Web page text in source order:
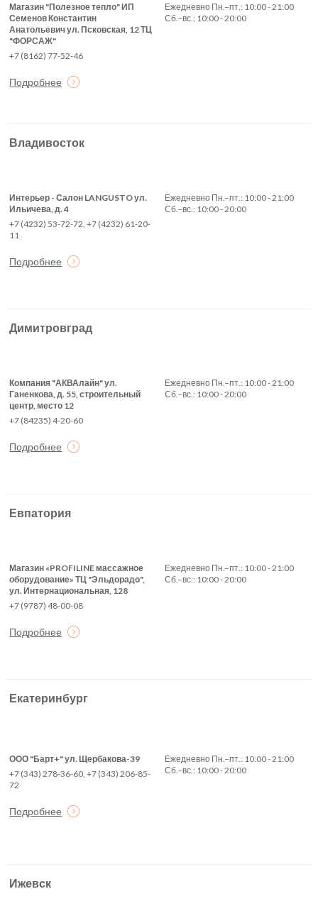
Магазин "Полезное тепло" ИП
Семенов Константин
Анатольевич ул. Псковская, 12 ТЦ
"ФОРСАЖ"
+7 (8162) 77-52-46
Подробнее
Ежедневно Пн.–пт.: 10:00 - 21:00
Сб.–вс.: 10:00 - 20:00
Владивосток
Интерьер - Салон LANGUSTO ул.
Ильичева, д. 4
+7 (4232) 53-72-72, +7 (4232) 61-20-
11
Подробнее
Ежедневно Пн.–пт.: 10:00 - 21:00
Сб.–вс.: 10:00 - 20:00
Димитровград
Компания "АКВАлайн" ул.
Ганенкова, д. 55, строительный
центр, место 12
+7 (84235) 4-20-60
Подробнее
Ежедневно Пн.–пт.: 10:00 - 21:00
Сб.–вс.: 10:00 - 20:00
Евпатория
Магазин «PROFILINE массажное
оборудование» ТЦ "Эльдорадо",
ул. Интернациональная, 128
+7 (9787) 48-00-08
Подробнее
Ежедневно Пн.–пт.: 10:00 - 21:00
Сб.–вс.: 10:00 - 20:00
Екатеринбург
ООО "Барт+" ул. Щербакова-39
+7 (343) 278-36-60, +7 (343) 206-85-
72
Подробнее
Ежедневно Пн.–пт.: 10:00 - 21:00
Сб.–вс.: 10:00 - 20:00
Ижевск